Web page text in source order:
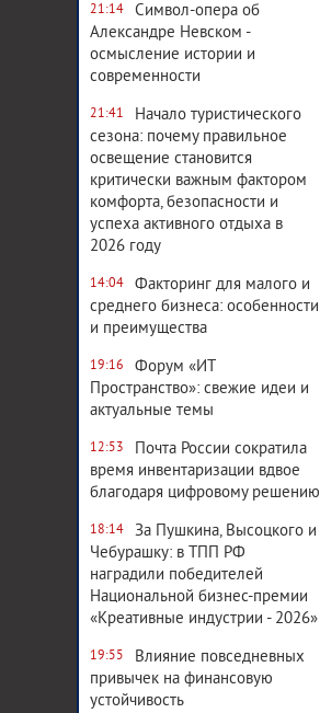
21:14
Символ-опера об
Александре Невском -
осмысление истории и
современности
21:41
Начало туристического
сезона: почему правильное
освещение становится
критически важным фактором
комфорта, безопасности и
успеха активного отдыха в
2026 году
14:04
Факторинг для малого и
среднего бизнеса: особенности
и преимущества
19:16
Форум «ИТ
Пространство»: свежие идеи и
актуальные темы
12:53
Почта России сократила
время инвентаризации вдвое
благодаря цифровому решению
18:14
За Пушкина, Высоцкого и
Чебурашку: в ТПП РФ
наградили победителей
Национальной бизнес-премии
«Креативные индустрии - 2026»
19:55
Влияние повседневных
привычек на финансовую
устойчивость